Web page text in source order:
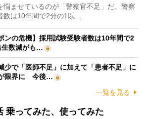
ませているのが「警察官不足」だ。警察
数は10年間で2分の1以…
ンの危機】採用試験受験者数は10年間で2
数減がも…
少で「医師不足」に加えて「患者不足」に
限界に 今後…
一覧を見る
乗ってみた、使ってみた